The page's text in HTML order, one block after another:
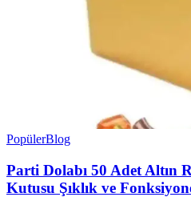
PopülerBlog
Parti Dolabı 50 Adet Altın
Kutusu Şıklık ve